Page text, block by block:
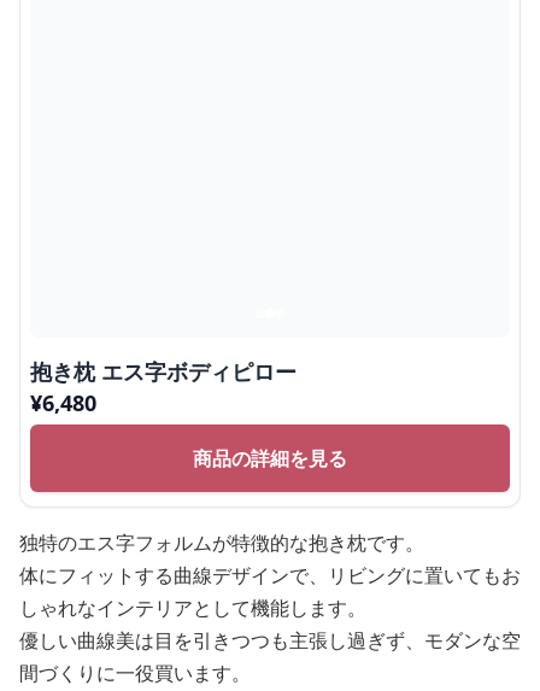
抱き枕 エス字ボディピロー
¥6,480
商品の詳細を見る
独特のエス字フォルムが特徴的な抱き枕です。
体にフィットする曲線デザインで、リビングに置いてもお
しゃれなインテリアとして機能します。
優しい曲線美は目を引きつつも主張し過ぎず、モダンな空
間づくりに一役買います。